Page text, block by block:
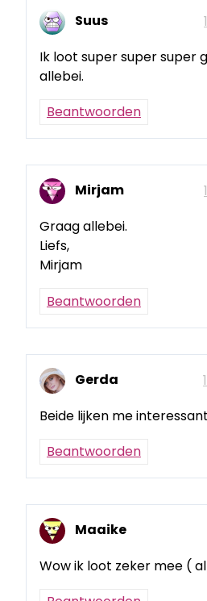
Suus
Ik loot super super super
allebei.
Beantwoorden
Mirjam
Graag allebei.
Liefs,
Mirjam
Beantwoorden
Gerda
Beide lijken me
Beantwoorden
Maaike
Wow ik loot zeker mee (